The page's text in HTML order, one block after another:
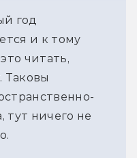
год
и к тому
читать,
Таковы
тут ничего не